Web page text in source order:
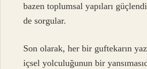
bazen toplumsal yapıları
de sorgular.
Son olarak, her bir guftekarın
içsel yolculuğunun bir